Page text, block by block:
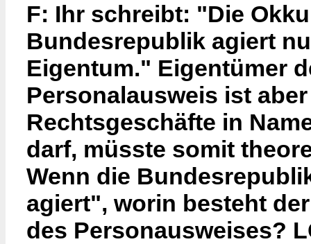
F: Ihr schreibt: "Die
Bundesrepublik agiert
Eigentum." Eigentümer
Personalausweis ist
Rechtsgeschäfte in
darf, müsste somit
Wenn die
agiert", worin besteht
des Personausweises?